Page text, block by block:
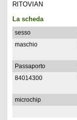
RITOVIAN
La scheda
sesso
maschio
Passaporto
84014300
microchip